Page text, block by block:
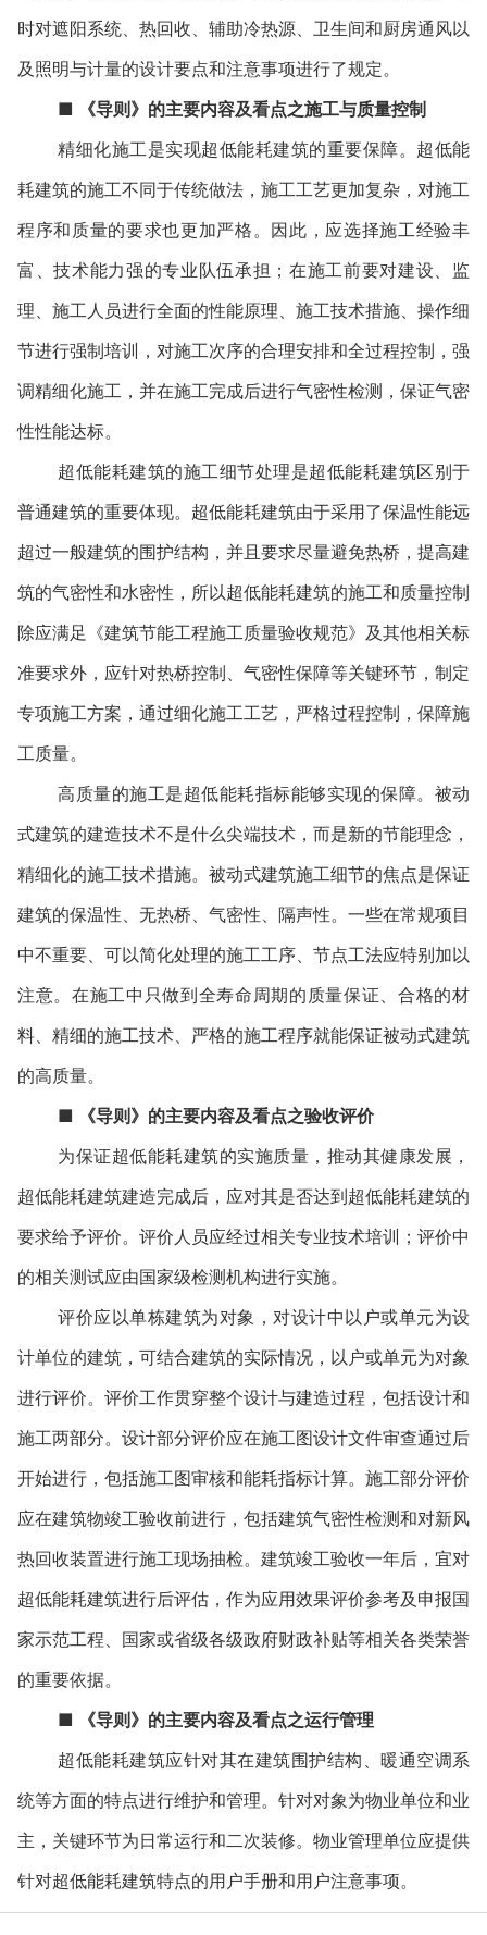
时对遮阳系统、热回收、辅助冷热源、卫生间和厨房通风以
及照明与计量的设计要点和注意事项进行了规定。
■
《导则》的主要内容及看点之施工与质量控制
精细化施工是实现超低能耗建筑的重要保障。超低能
耗建筑的施工不同于传统做法，施工工艺更加复杂，对施工
程序和质量的要求也更加严格。因此，应选择施工经验丰
富、技术能力强的专业队伍承担；在施工前要对建设、监
理、施工人员进行全面的性能原理、施工技术措施、操作细
节进行强制培训，对施工次序的合理安排和全过程控制，强
调精细化施工，并在施工完成后进行气密性检测，保证气密
性性能达标。
超低能耗建筑的施工细节处理是超低能耗建筑区别于
普通建筑的重要体现。超低能耗建筑由于采用了保温性能远
超过一般建筑的围护结构，并且要求尽量避免热桥，提高建
筑的气密性和水密性，所以超低能耗建筑的施工和质量控制
除应满足《建筑节能工程施工质量验收规范》及其他相关标
准要求外，应针对热桥控制、气密性保障等关键环节，制定
专项施工方案，通过细化施工工艺，严格过程控制，保障施
工质量。
高质量的施工是超低能耗指标能够实现的保障。被动
式建筑的建造技术不是什么尖端技术，而是新的节能理念，
精细化的施工技术措施。被动式建筑施工细节的焦点是保证
建筑的保温性、无热桥、气密性、隔声性。一些在常规项目
中不重要、可以简化处理的施工工序、节点工法应特别加以
注意。在施工中只做到全寿命周期的质量保证、合格的材
料、精细的施工技术、严格的施工程序就能保证被动式建筑
的高质量。
■
《导则》的主要内容及看点之验收评价
为保证超低能耗建筑的实施质量，推动其健康发展，
超低能耗建筑建造完成后，应对其是否达到超低能耗建筑的
要求给予评价。评价人员应经过相关专业技术培训；评价中
的相关测试应由国家级检测机构进行实施。
评价应以单栋建筑为对象，对设计中以户或单元为设
计单位的建筑，可结合建筑的实际情况，以户或单元为对象
进行评价。评价工作贯穿整个设计与建造过程，包括设计和
施工两部分。设计部分评价应在施工图设计文件审查通过后
开始进行，包括施工图审核和能耗指标计算。施工部分评价
应在建筑物竣工验收前进行，包括建筑气密性检测和对新风
热回收装置进行施工现场抽检。建筑竣工验收一年后，宜对
超低能耗建筑进行后评估，作为应用效果评价参考及申报国
家示范工程、国家或省级各级政府财政补贴等相关各类荣誉
的重要依据。
■
《导则》的主要内容及看点之运行管理
超低能耗建筑应针对其在建筑围护结构、暖通空调系
统等方面的特点进行维护和管理。针对对象为物业单位和业
主，关键环节为日常运行和二次装修。物业管理单位应提供
针对超低能耗建筑特点的用户手册和用户注意事项。